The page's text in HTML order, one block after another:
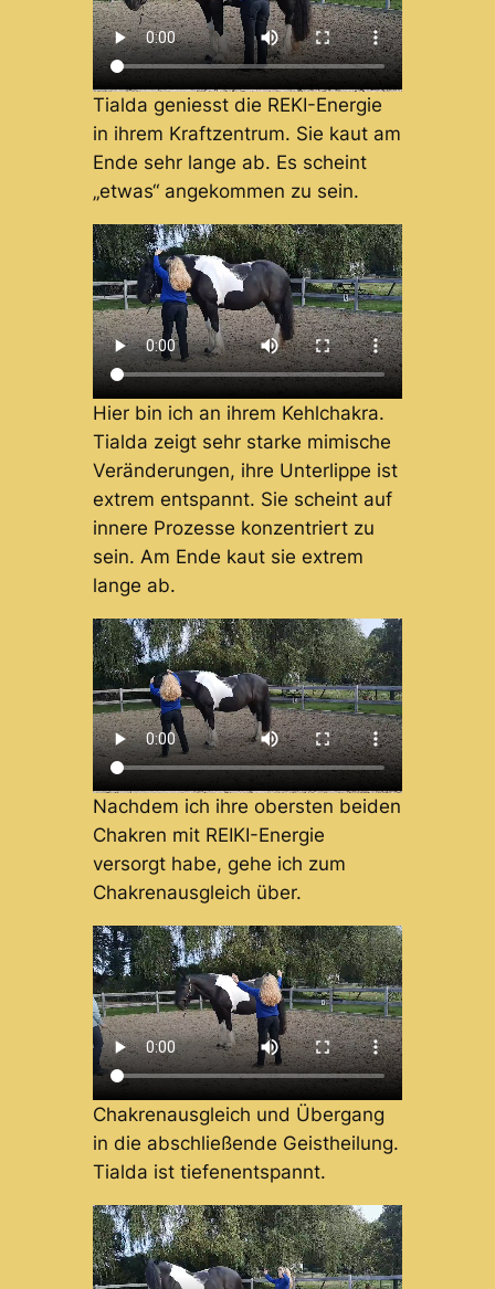
Tialda geniesst die REKI-Energie
in ihrem Kraftzentrum. Sie kaut am
Ende sehr lange ab. Es scheint
„etwas“ angekommen zu sein.
Hier bin ich an ihrem Kehlchakra.
Tialda zeigt sehr starke mimische
Veränderungen, ihre Unterlippe ist
extrem entspannt. Sie scheint auf
innere Prozesse konzentriert zu
sein. Am Ende kaut sie extrem
lange ab.
Nachdem ich ihre obersten beiden
Chakren mit REIKI-Energie
versorgt habe, gehe ich zum
Chakrenausgleich über.
Chakrenausgleich und Übergang
in die abschließende Geistheilung.
Tialda ist tiefenentspannt.